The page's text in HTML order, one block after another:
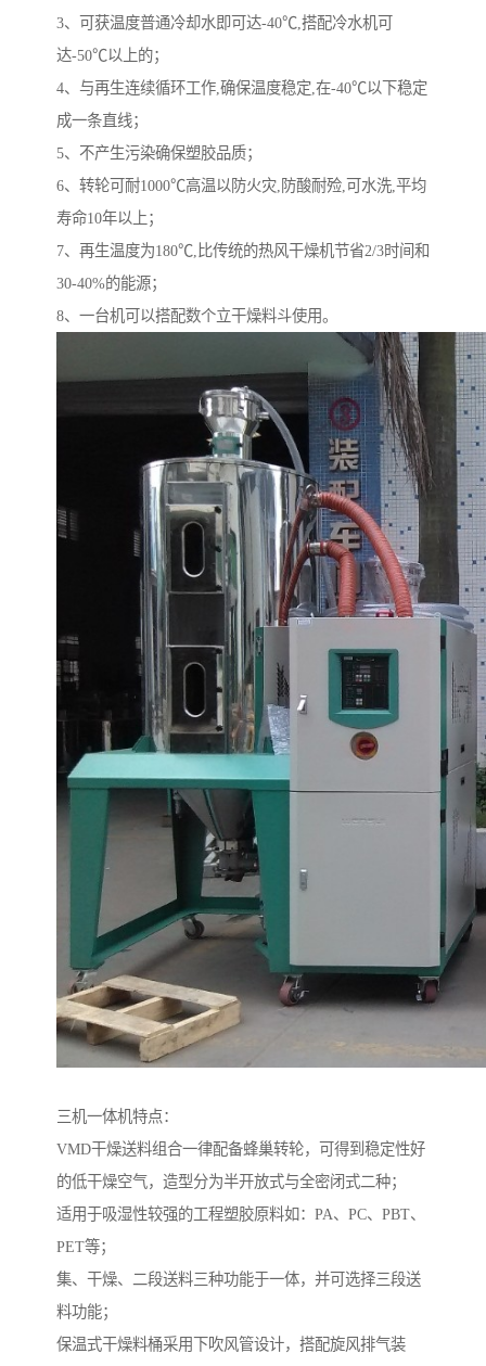
3、可获温度普通冷却水即可达-40℃,搭配冷水机可
达-50℃以上的；
4、与再生连续循环工作,确保温度稳定,在-40℃以下稳定
成一条直线；
5、不产生污染确保塑胶品质；
6、转轮可耐1000℃高温以防火灾,防酸耐殓,可水洗,平均
寿命10年以上；
7、再生温度为180℃,比传统的热风干燥机节省2/3时间和
30-40%的能源；
8、一台机可以搭配数个立干燥料斗使用。
三机一体机特点：
VMD干燥送料组合一律配备蜂巢转轮，可得到稳定性好
的低干燥空气，造型分为半开放式与全密闭式二种；
适用于吸湿性较强的工程塑胶原料如：PA、PC、PBT、
PET等；
集、干燥、二段送料三种功能于一体，并可选择三段送
料功能；
保温式干燥料桶采用下吹风管设计，搭配旋风排气装